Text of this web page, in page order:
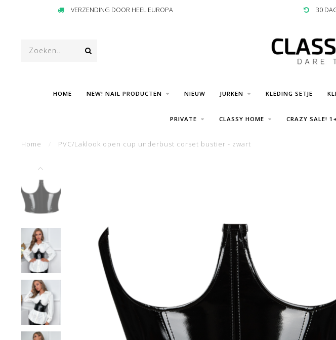
VERZENDING DOOR HEEL EUROPA 30
HOME NEW! NAIL PRODUCTEN NIEUW JURKEN KLEDING SETJE
PRIVATE CLASSY HOME CRAZY SALE!
Home PVC/Laklook open cup underbust corset bustier - zwart